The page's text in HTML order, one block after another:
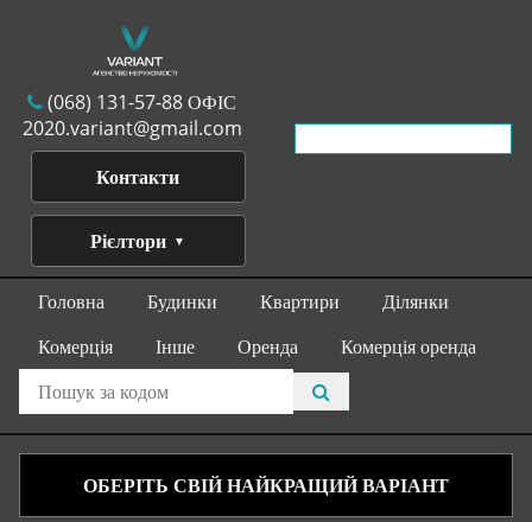
(068) 131-57-88 ОФІС
2020.variant@gmail.com
Контакти
Рієлтори
Головна Будинки Квартири
Ділянки
Комерція
Інше Оренда Комерція оренда
ОБЕРІТЬ СВІЙ НАЙКРАЩИЙ ВАРІАНТ